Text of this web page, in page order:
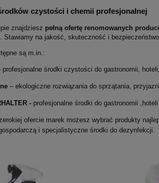
czystości i chemii profesjonalnej
znajdziesz pełną ofertę renomowanych
. Stawiamy na jakość, skuteczność i
są m.in.:
profesjonalne środki czystości do gastronomii,
– ekologiczne rozwiązania do sprzątania,
- profesjonalne środki do gastronomii
ofercie marek możesz wybrać produkty
i specjalistyczne środki do dezynfekcji.